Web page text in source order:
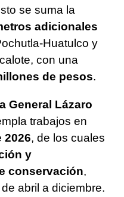
se suma la
adicionales
Huatulco y
con una
de pesos.
General Lázaro
trabajos en
2026, de los cuales
y
conservación,
abril a diciembre.